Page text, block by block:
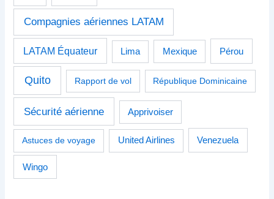
Compagnies aériennes LATAM
LATAM Équateur Lima Mexique Pérou
Quito Rapport de vol République Dominicaine
Sécurité aérienne Apprivoiser
Astuces de voyage United Airlines Venezuela
Wingo